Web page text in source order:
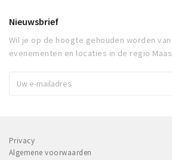
Nieuwsbrief
Wil je op de hoogte gehouden worden
evenementen en locaties in de regio
Privacy
Algemene voorwaarden